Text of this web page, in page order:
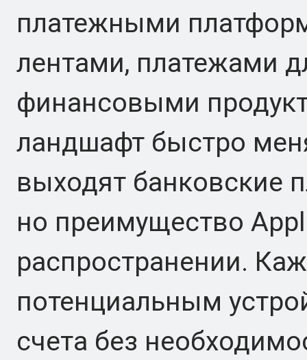
платежными
лентами, платежами
финансовыми
ландшафт быстро
выходят банковские
но преимущество
распространении.
потенциальным
счета без